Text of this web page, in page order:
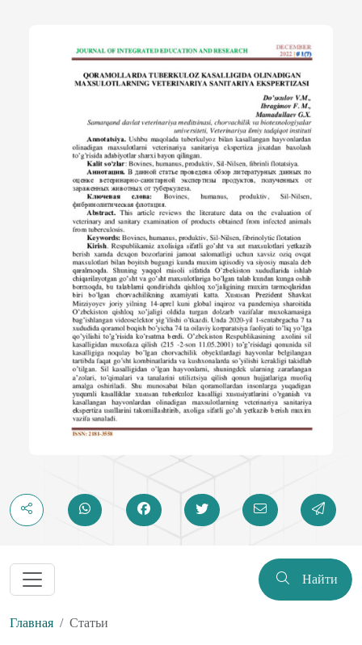
Найти
Главная Статьи